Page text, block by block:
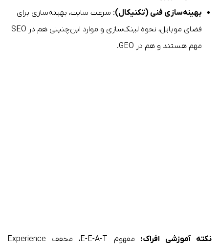
بهینه‌سازی فنی (تکنیکال): سرعت سایت، بهینه‌سازی برای
فضای موبایل، نحوه لینک‌سازی و موارد این‌چنینی هم در SEO
مهم هستند و هم در GEO.
نکته آموزشی افراک:
مفهوم E-E-A-T، مخفف Experience